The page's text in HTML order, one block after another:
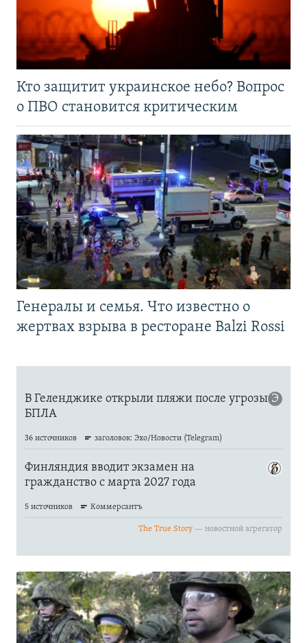
Кто защитит украинское небо? Вопрос
о ПВО становится критическим
Генералы и семья. Что известно о
жертвах взрыва в ресторане Balzi Rossi